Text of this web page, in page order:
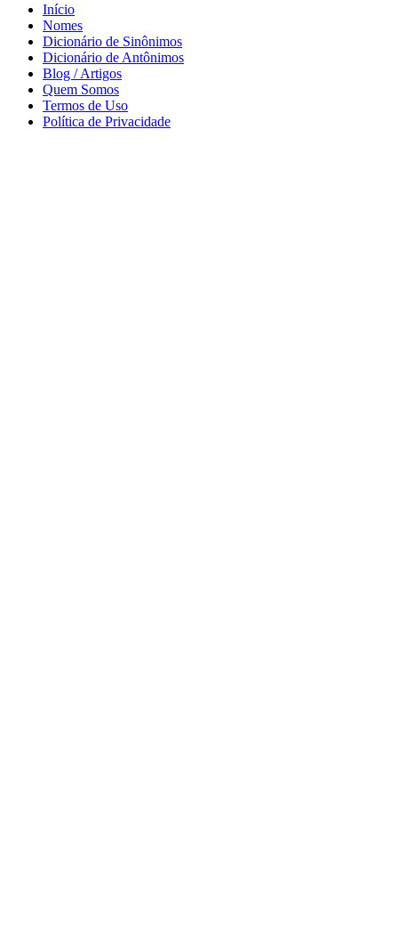
Início
Nomes
Dicionário de Sinônimos
Dicionário de Antônimos
Blog / Artigos
Quem Somos
Termos de Uso
Política de Privacidade